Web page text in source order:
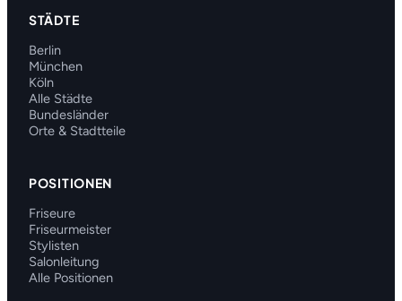
STÄDTE
Berlin
München
Köln
Alle Städte
Bundesländer
Orte & Stadtteile
POSITIONEN
Friseure
Friseurmeister
Stylisten
Salonleitung
Alle Positionen